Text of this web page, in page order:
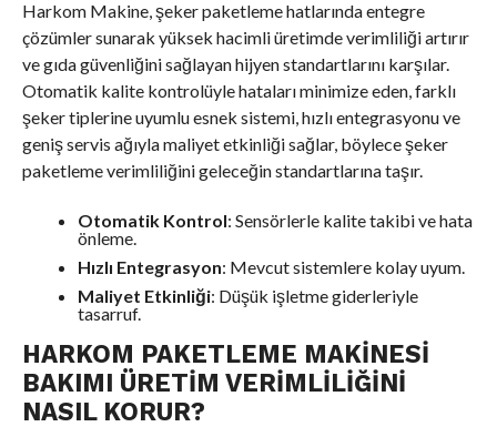
Harkom Makine, şeker paketleme hatlarında entegre
çözümler sunarak yüksek hacimli üretimde verimliliği artırır
ve gıda güvenliğini sağlayan hijyen standartlarını karşılar.
Otomatik kalite kontrolüyle hataları minimize eden, farklı
şeker tiplerine uyumlu esnek sistemi, hızlı entegrasyonu ve
geniş servis ağıyla maliyet etkinliği sağlar, böylece şeker
paketleme verimliliğini geleceğin standartlarına taşır.
Otomatik Kontrol: Sensörlerle kalite takibi ve hata
önleme.
Hızlı Entegrasyon: Mevcut sistemlere kolay uyum.
Maliyet Etkinliği: Düşük işletme giderleriyle
tasarruf.
HARKOM PAKETLEME MAKINESI
BAKIMI ÜRETIM VERIMLILIĞINI
NASIL KORUR?